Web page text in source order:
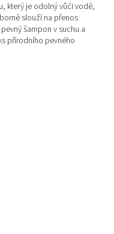
který je odolný vůči vodě,
slouží na přenos
šampon v suchu a
přírodního pevného